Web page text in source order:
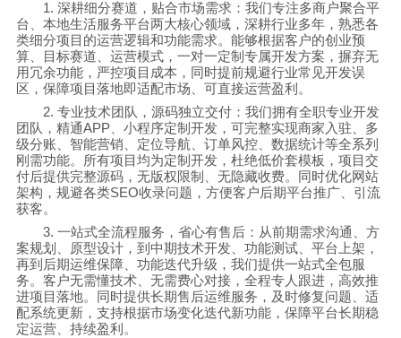
1. 深耕细分赛道，贴合市场需求：我们专注多商户聚合平
台、本地生活服务平台两大核心领域，深耕行业多年，熟悉各
类细分项目的运营逻辑和功能需求。能够根据客户的创业预
算、目标赛道、运营模式，一对一定制专属开发方案，摒弃无
用冗余功能，严控项目成本，同时提前规避行业常见开发误
区，保障项目落地即适配市场、可直接运营盈利。
2. 专业技术团队，源码独立交付：我们拥有全职专业开发
团队，精通APP、小程序定制开发，可完整实现商家入驻、多
级分账、智能营销、定位导航、订单风控、数据统计等全系列
刚需功能。所有项目均为定制开发，杜绝低价套模板，项目交
付后提供完整源码，无版权限制、无隐藏收费。同时优化网站
架构，规避各类SEO收录问题，方便客户后期平台推广、引流
获客。
3. 一站式全流程服务，省心有售后：从前期需求沟通、方
案规划、原型设计，到中期技术开发、功能测试、平台上架，
再到后期运维保障、功能迭代升级，我们提供一站式全包服
务。客户无需懂技术、无需费心对接，全程专人跟进，高效推
进项目落地。同时提供长期售后运维服务，及时修复问题、适
配系统更新，支持根据市场变化迭代新功能，保障平台长期稳
定运营、持续盈利。